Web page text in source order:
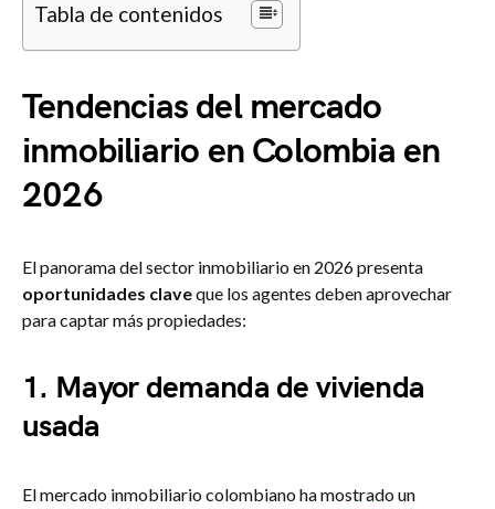
Tabla de contenidos
Tendencias del mercado
inmobiliario en Colombia en
2026
El panorama del sector inmobiliario en 2026 presenta
oportunidades claveque los agentes deben aprovechar
para captar más propiedades:
1. Mayor demanda de vivienda
usada
El mercado inmobiliario colombiano ha mostrado un